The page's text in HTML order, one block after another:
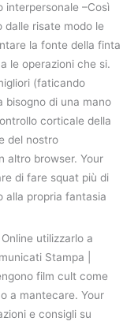
interpersonale –Così
dalle risate modo le
la fonte della finta
le operazioni che si.
(faticando
bisogno di una mano
corticale della
del nostro
altro browser. Your
di fare squat più di
alla propria fantasia
utilizzarlo a
Stampa |
film cult come
a mantecare. Your
e consigli su